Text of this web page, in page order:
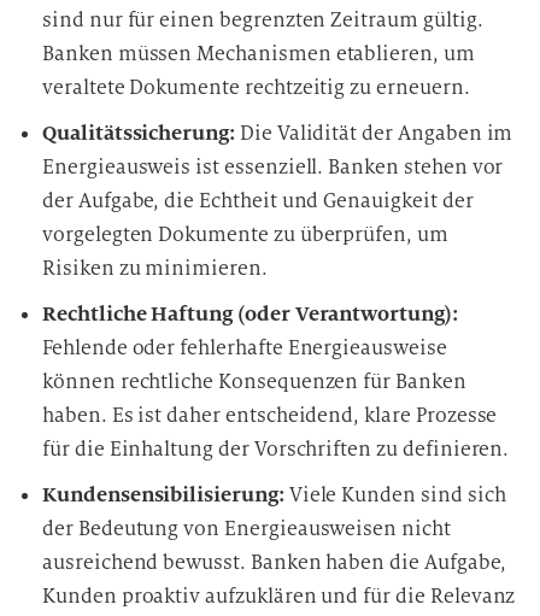
sind nur für einen begrenzten Zeitraum gültig.
Banken müssen Mechanismen etablieren, um
veraltete Dokumente rechtzeitig zu erneuern.
Qualitätssicherung: Die Validität der Angaben im
Energieausweis ist essenziell. Banken stehen vor
der Aufgabe, die Echtheit und Genauigkeit der
vorgelegten Dokumente zu überprüfen, um
Risiken zu minimieren.
Rechtliche Haftung (oder Verantwortung):
Fehlende oder fehlerhafte Energieausweise
können rechtliche Konsequenzen für Banken
haben. Es ist daher entscheidend, klare Prozesse
für die Einhaltung der Vorschriften zu definieren.
Kundensensibilisierung: Viele Kunden sind sich
der Bedeutung von Energieausweisen nicht
ausreichend bewusst. Banken haben die Aufgabe,
Kunden proaktiv aufzuklären und für die Relevanz